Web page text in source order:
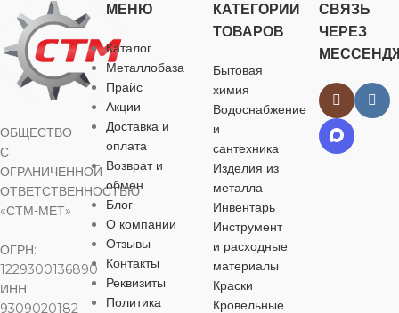
для строительства
БРЕНД
ЦВЕТ
в ассортименте
МАТЕРИАЛ
НАЗНАЧЕНИЕ
для строительства
БРЕНД
Мультиколор
ЦВЕТ
в ассортименте
БРЕНД
ЦВЕТ
ОБЩЕСТВО
С
ОГРАНИЧЕННОЙ
ОТВЕТСТВЕННОСТЬЮ
«СТМ-МЕТ»
ОГРН:
1229300136890
ИНН:
9309020182
МЕНЮ
Каталог
Металлобаза
Прайс
Акции
Доставка и
оплата
Возврат и
обмен
Блог
О компании
Отзывы
Контакты
Реквизиты
Политика
КАТЕГОРИИ
ТОВАРОВ
Бытовая
химия
Водоснабжение
и
сантехника
Изделия из
металла
Инвентарь
Инструмент
и расходные
материалы
Краски
Кровельные
СВЯЗЬ
ЧЕРЕЗ